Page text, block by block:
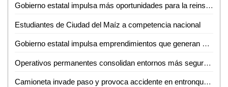
Gobierno estatal impulsa más oportunidades para la reinserción social de mujeres
Estudiantes de Ciudad del Maíz a competencia nacional
Gobierno estatal impulsa emprendimientos que generan más empleo
Operativos permanentes consolidan entornos más seguros en todo el estado
Camioneta invade paso y provoca accidente en entronque carretero